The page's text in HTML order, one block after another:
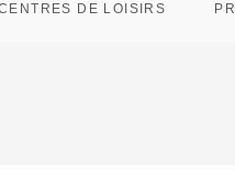
DE LOISIRS